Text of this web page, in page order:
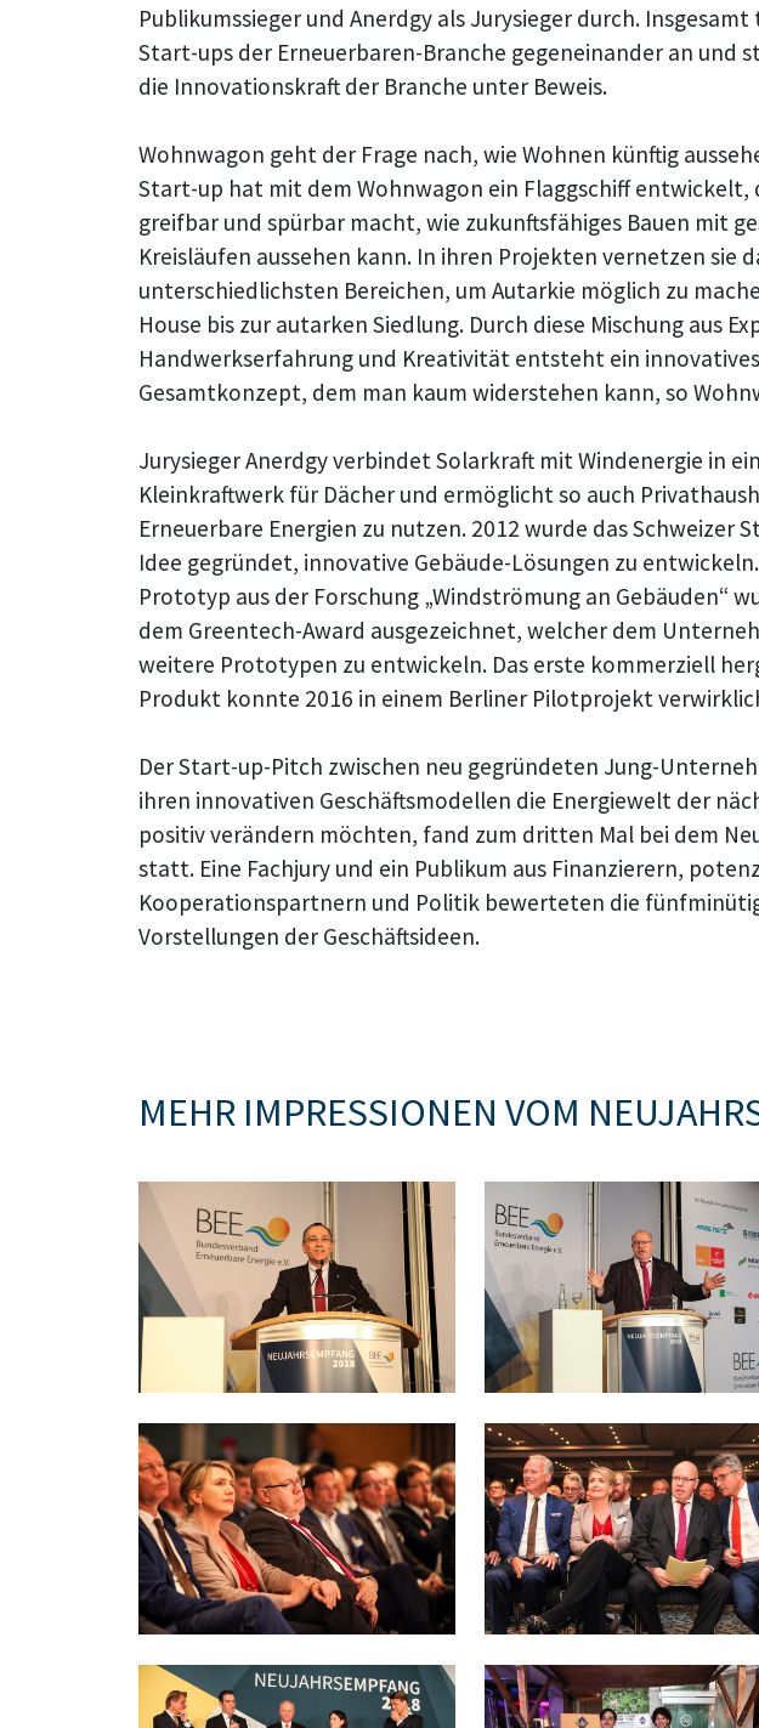
Publikumssieger und Anerdgy als Jurysieger durch.
Start-ups der Erneuerbaren-Branche gegeneinander an und
die Innovationskraft der Branche unter Beweis.
Wohnwagon geht der Frage nach, wie Wohnen künftig
Start-up hat mit dem Wohnwagon ein Flaggschiff entwickelt,
greifbar und spürbar macht, wie zukunftsfähiges Bauen mit
Kreisläufen aussehen kann. In ihren Projekten vernetzen sie
unterschiedlichsten Bereichen, um Autarkie möglich zu
House bis zur autarken Siedlung. Durch diese Mischung aus
Handwerkserfahrung und Kreativität entsteht ein innovatives
Gesamtkonzept, dem man kaum widerstehen kann, so
Jurysieger Anerdgy verbindet Solarkraft mit Windenergie in
Kleinkraftwerk für Dächer und ermöglicht so auch
Erneuerbare Energien zu nutzen. 2012 wurde das Schweizer
Idee gegründet, innovative Gebäude-Lösungen zu
Prototyp aus der Forschung „Windströmung an Gebäuden“
dem Greentech-Award ausgezeichnet, welcher dem
weitere Prototypen zu entwickeln. Das erste kommerziell
Produkt konnte 2016 in einem Berliner Pilotprojekt
Der Start-up-Pitch zwischen neu gegründeten Jung-
ihren innovativen Geschäftsmodellen die Energiewelt der
positiv verändern möchten, fand zum dritten Mal bei dem
statt. Eine Fachjury und ein Publikum aus Finanzierern,
Kooperationspartnern und Politik bewerteten die
Vorstellungen der Geschäftsideen.
MEHR IMPRESSIONEN VOM